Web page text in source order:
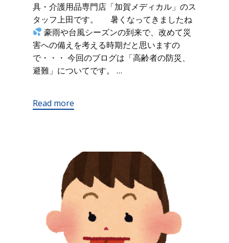
具・介護用品専門店「加賀メディカル」のス
タッフ上田です。 暑くなってきましたね
豪雨や台風シーズンの到来で、改めて災
害への備えを考える時期だと思いますの
で・・・ 今回のブログは「高齢者の防災、
避難」についてです。 …
Read more